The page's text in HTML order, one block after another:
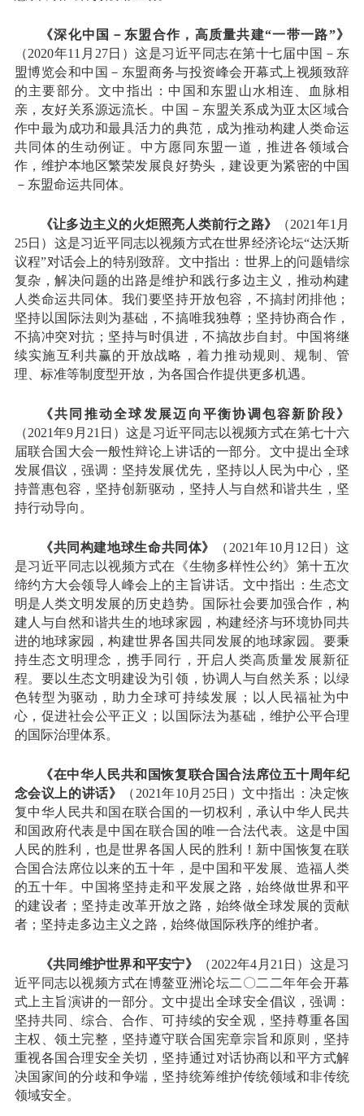
《深化中国－东盟合作，高质量共建“一带一路”》
（2020年11月27日）这是习近平同志在第十七届中国－东
盟博览会和中国－东盟商务与投资峰会开幕式上视频致辞
的主要部分。文中指出：中国和东盟山水相连、血脉相
亲，友好关系源远流长。中国－东盟关系成为亚太区域合
作中最为成功和最具活力的典范，成为推动构建人类命运
共同体的生动例证。中方愿同东盟一道，推进各领域合
作，维护本地区繁荣发展良好势头，建设更为紧密的中国
－东盟命运共同体。
《让多边主义的火炬照亮人类前行之路》
（2021年1月
25日）这是习近平同志以视频方式在世界经济论坛“达沃斯
议程”对话会上的特别致辞。文中指出：世界上的问题错综
复杂，解决问题的出路是维护和践行多边主义，推动构建
人类命运共同体。我们要坚持开放包容，不搞封闭排他；
坚持以国际法则为基础，不搞唯我独尊；坚持协商合作，
不搞冲突对抗；坚持与时俱进，不搞故步自封。中国将继
续实施互利共赢的开放战略，着力推动规则、规制、管
理、标准等制度型开放，为各国合作提供更多机遇。
《共同推动全球发展迈向平衡协调包容新阶段》
（2021年9月21日）这是习近平同志以视频方式在第七十六
届联合国大会一般性辩论上讲话的一部分。文中提出全球
发展倡议，强调：坚持发展优先，坚持以人民为中心，坚
持普惠包容，坚持创新驱动，坚持人与自然和谐共生，坚
持行动导向。
《共同构建地球生命共同体》
（2021年10月12日）这
是习近平同志以视频方式在《生物多样性公约》第十五次
缔约方大会领导人峰会上的主旨讲话。文中指出：生态文
明是人类文明发展的历史趋势。国际社会要加强合作，构
建人与自然和谐共生的地球家园，构建经济与环境协同共
进的地球家园，构建世界各国共同发展的地球家园。要秉
持生态文明理念，携手同行，开启人类高质量发展新征
程。要以生态文明建设为引领，协调人与自然关系；以绿
色转型为驱动，助力全球可持续发展；以人民福祉为中
心，促进社会公平正义；以国际法为基础，维护公平合理
的国际治理体系。
《在中华人民共和国恢复联合国合法席位五十周年纪
念会议上的讲话》
（2021年10月25日）文中指出：决定恢
复中华人民共和国在联合国的一切权利，承认中华人民共
和国政府代表是中国在联合国的唯一合法代表。这是中国
人民的胜利，也是世界各国人民的胜利！新中国恢复在联
合国合法席位以来的五十年，是中国和平发展、造福人类
的五十年。中国将坚持走和平发展之路，始终做世界和平
的建设者；坚持走改革开放之路，始终做全球发展的贡献
者；坚持走多边主义之路，始终做国际秩序的维护者。
《共同维护世界和平安宁》
（2022年4月21日）这是习
近平同志以视频方式在博鳌亚洲论坛二〇二二年年会开幕
式上主旨演讲的一部分。文中提出全球安全倡议，强调：
坚持共同、综合、合作、可持续的安全观，坚持尊重各国
主权、领土完整，坚持遵守联合国宪章宗旨和原则，坚持
重视各国合理安全关切，坚持通过对话协商以和平方式解
决国家间的分歧和争端，坚持统筹维护传统领域和非传统
领域安全。